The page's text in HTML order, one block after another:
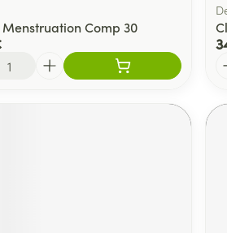
Comp 30